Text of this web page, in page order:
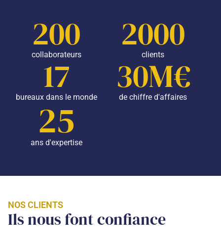
200
collaborateurs 2000
clients
17
bureaux dans le monde 30M€
de chiffre d'affaires
25
ans d'expertise
NOS CLIENTS
Ils nous font confiance